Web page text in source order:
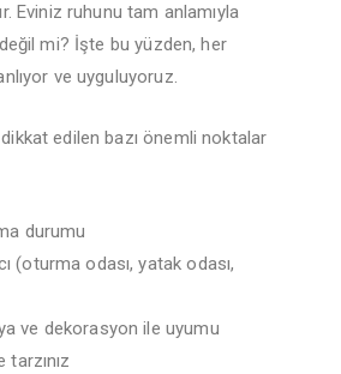
Eviniz ruhunu tam anlamıyla
mi? İşte bu yüzden, her
ve uyguluyoruz.
edilen bazı önemli noktalar
durumu
(oturma odası, yatak odası,
ve dekorasyon ile uyumu